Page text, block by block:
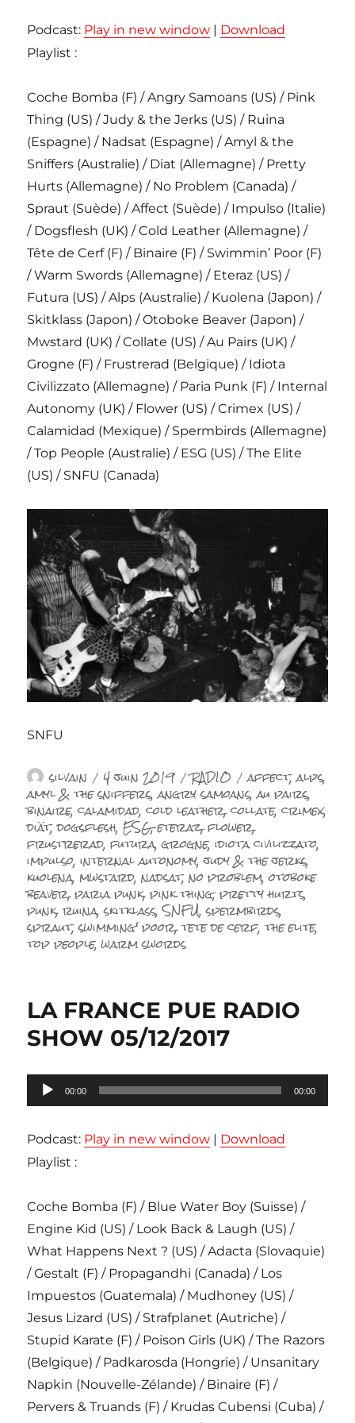
Podcast: Play in new window | Download
Playlist :
Coche Bomba (F) / Angry Samoans (US) / Pink
Thing (US) / Judy & the Jerks (US) / Ruina
(Espagne) / Nadsat (Espagne) / Amyl & the
Sniffers (Australie) / Diat (Allemagne) / Pretty
Hurts (Allemagne) / No Problem (Canada) /
Spraut (Suède) / Affect (Suède) / Impulso (Italie)
/ Dogsflesh (UK) / Cold Leather (Allemagne) /
Tête de Cerf (F) / Binaire (F) / Swimmin’ Poor (F)
/ Warm Swords (Allemagne) / Eteraz (US) /
Futura (US) / Alps (Australie) / Kuolena (Japon) /
Skitklass (Japon) / Otoboke Beaver (Japon) /
Mwstard (UK) / Collate (US) / Au Pairs (UK) /
Grogne (F) / Frustrerad (Belgique) / Idiota
Civilizzato (Allemagne) / Paria Punk (F) / Internal
Autonomy (UK) / Flower (US) / Crimex (US) /
Calamidad (Mexique) / Spermbirds (Allemagne)
/ Top People (Australie) / ESG (US) / The Elite
(US) / SNFU (Canada)
SNFU
Auteur
silvain Publié
le
4 juin 2019 Catégories
RADIO Étiquettes
affect,alps,
amyl & the sniffers,angry samoans,au pairs,
binaire,calamidad,cold leather,collate,crimex,
diät,dogsflesh,ESG,eteraz,flower,
frustrerad,futura,grogne,idiota civilizzato,
impulso,internal autonomy,judy & the jerks,
kuolena,mwstard,nadsat,no problem,otoboke
beaver,paria punk,pink thing,pretty hurts,
punk,ruina,skitklass,SNFU,spermbirds,
spraut,swimming' poor,tete de cerf,the elite,
top people,warm swords
LA FRANCE PUE RADIO
SHOW 05/12/2017
Lecteur
audio
00:00 00:00
Podcast: Play in new window | Download
Playlist :
Coche Bomba (F) / Blue Water Boy (Suisse) /
Engine Kid (US) / Look Back & Laugh (US) /
What Happens Next ? (US) / Adacta (Slovaquie)
/ Gestalt (F) / Propagandhi (Canada) / Los
Impuestos (Guatemala) / Mudhoney (US) /
Jesus Lizard (US) / Strafplanet (Autriche) /
Stupid Karate (F) / Poison Girls (UK) / The Razors
(Belgique) / Padkarosda (Hongrie) / Unsanitary
Napkin (Nouvelle-Zélande) / Binaire (F) /
Pervers & Truands (F) / Krudas Cubensi (Cuba) /